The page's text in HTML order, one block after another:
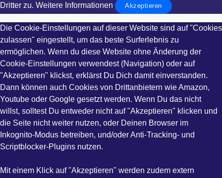
Dritter zu. Weitere Informationen Akzeptieren
Die Cookie-Einstellungen auf dieser Website sind auf "Cookies
zulassen" eingestellt, um das beste Surferlebnis zu
ermöglichen. Wenn du diese Website ohne Änderung der
Cookie-Einstellungen verwendest (Navigation) oder auf
"Akzeptieren" klickst, erklärst Du Dich damit einverstanden.
Dann können auch Cookies von Drittanbietern wie Amazon,
Youtube oder Google gesetzt werden. Wenn Du das nicht
willst, solltest Du entweder nicht auf "Akzeptieren" klicken und
die Seite nicht weiter nutzen, oder Deinen Browser im
Inkognito-Modus betreiben, und/oder Anti-Tracking- und
Scriptblocker-Plugins nutzen.
Mit einem Klick auf "Akzeptieren" werden zudem extern